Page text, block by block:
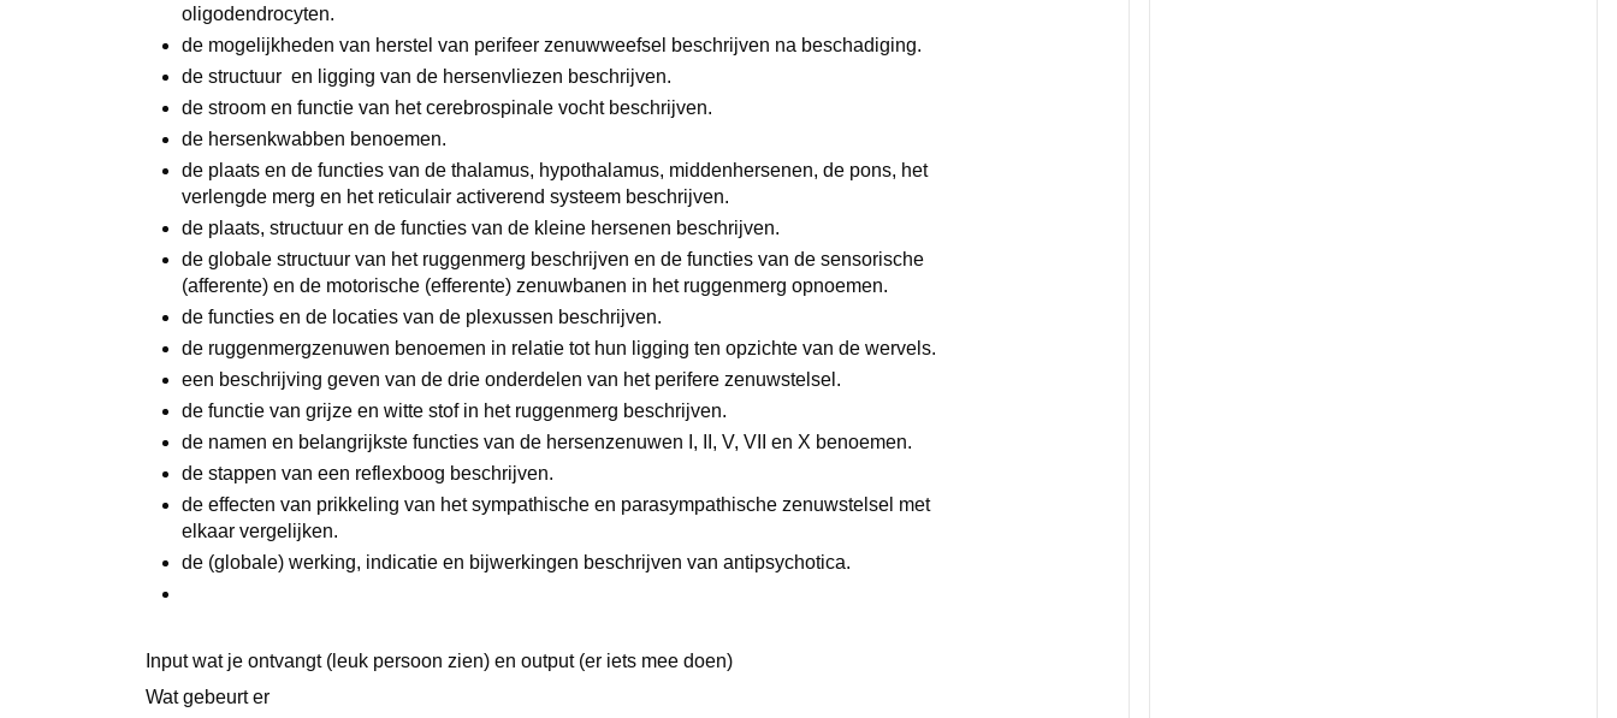
oligodendrocyten.
de mogelijkheden van herstel van perifeer zenuwweefsel beschrijven na beschadiging.
de structuur en ligging van de hersenvliezen beschrijven.
de stroom en functie van het cerebrospinale vocht beschrijven.
de hersenkwabben benoemen.
de plaats en de functies van de thalamus, hypothalamus, middenhersenen, de pons, het
verlengde merg en het reticulair activerend systeem beschrijven.
de plaats, structuur en de functies van de kleine hersenen beschrijven.
de globale structuur van het ruggenmerg beschrijven en de functies van de sensorische
(afferente) en de motorische (efferente) zenuwbanen in het ruggenmerg opnoemen.
de functies en de locaties van de plexussen beschrijven.
de ruggenmergzenuwen benoemen in relatie tot hun ligging ten opzichte van de wervels.
een beschrijving geven van de drie onderdelen van het perifere zenuwstelsel.
de functie van grijze en witte stof in het ruggenmerg beschrijven.
de namen en belangrijkste functies van de hersenzenuwen I, II, V, VII en X benoemen.
de stappen van een reflexboog beschrijven.
de effecten van prikkeling van het sympathische en parasympathische zenuwstelsel met
elkaar vergelijken.
de (globale) werking, indicatie en bijwerkingen beschrijven van antipsychotica.
Input wat je ontvangt (leuk persoon zien) en output (er iets mee doen)
Wat gebeurt er